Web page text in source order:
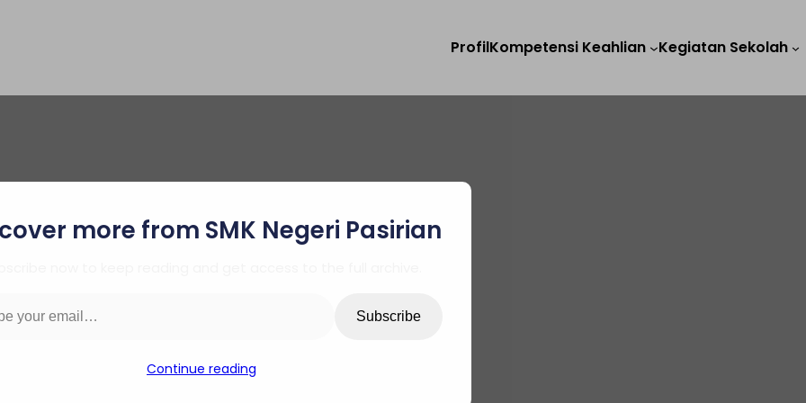
ProfilKompetensi Keahlian Kegiatan Sekolah
more from SMK Negeri Pasirian
Subscribe
Continue reading